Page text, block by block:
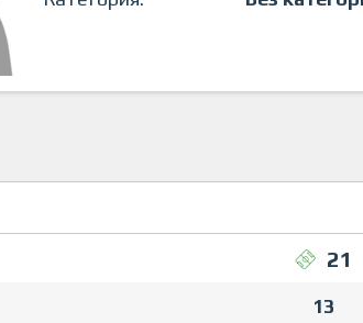
21
13